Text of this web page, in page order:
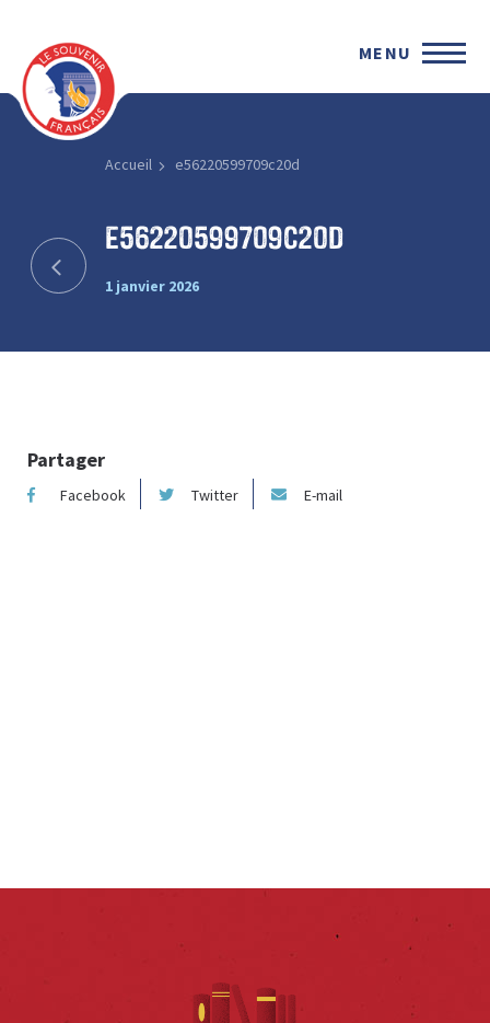
MENU
Accueil e56220599709c20d
e56220599709c20d
1 janvier 2026
Partager
Facebook Twitter E-mail